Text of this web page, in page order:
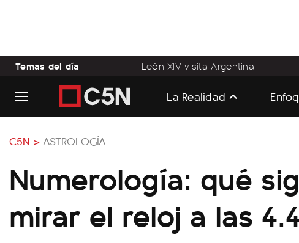
Temas del día León XIV visita Argentina
La Realidad
C5N > ASTROLOGÍA
Numerología: qué
mirar el reloj a las